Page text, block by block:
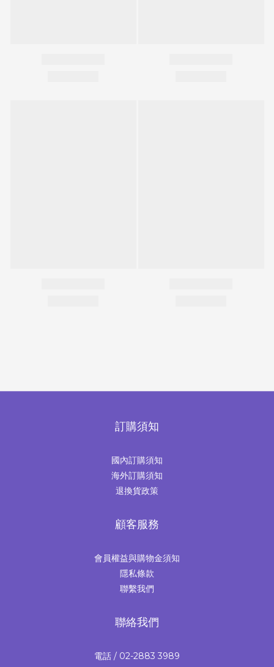
訂購須知
國內訂購須知
海外訂購須知
退換貨政策
顧客服務
會員權益與購物金須知
隱私條款
聯繫我們
聯絡我們
電話 / 02-2883 3989